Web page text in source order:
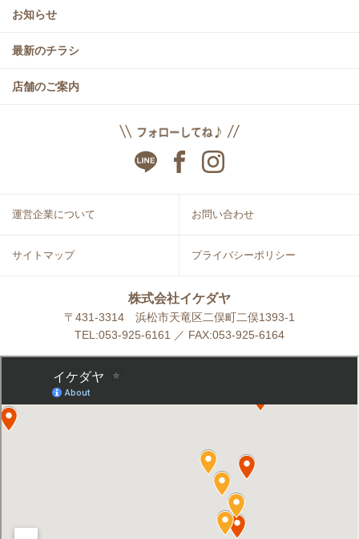
お知らせ
最新のチラシ
店舗のご案内
運営企業について お問い合わせ
サイトマップ プライバシーポリシー
株式会社イケダヤ
〒431-3314 浜松市天竜区二俣町二俣1393-1
TEL:053-925-6161 ／ FAX:053-925-6164